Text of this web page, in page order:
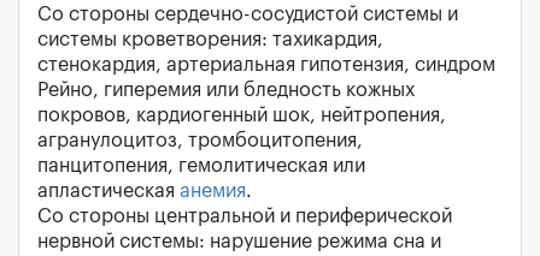
Со стороны сердечно-сосудистой системы и
системы кроветворения: тахикардия,
стенокардия, артериальная гипотензия, синдром
Рейно, гиперемия или бледность кожных
покровов, кардиогенный шок, нейтропения,
агранулоцитоз, тромбоцитопения,
панцитопения, гемолитическая или
апластическая анемия.
Со стороны центральной и периферической
нервной системы: нарушение режима сна и